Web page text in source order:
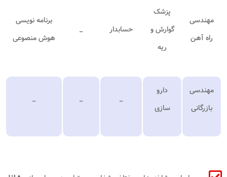
مهندسی
راه آهن
پزشک
گوارش و
ریه
حسابدار _
برنامه نویسی
هوش منصوعی
مهندسی
بازرگانی
دارو
سازی
_
_
_